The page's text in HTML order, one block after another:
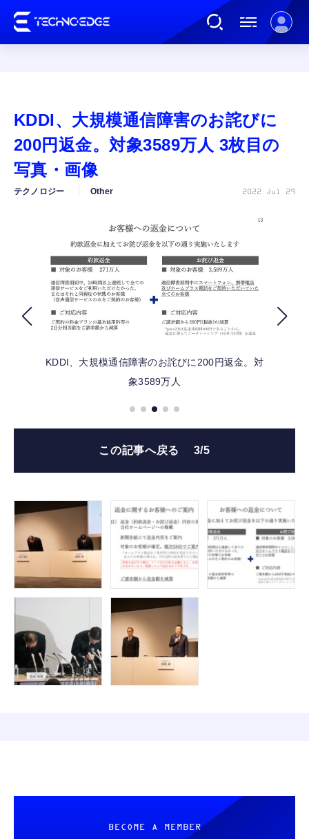
AI
ゲーム
カルチャー
公式ストア
KDDI、大規模通信障害のお詫びに
200円返金。対象3589万人 3枚目の
写真・画像
テクノロジー Other 2022 Jul 29
KDDI、大規模通信障害のお詫びに200円返金。対
象3589万人
この記事へ戻る 3/5
BECOME A MEMBER